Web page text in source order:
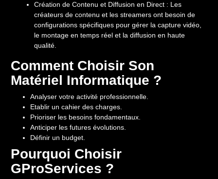
Création de Contenu et Diffusion en Direct : Les
créateurs de contenu et les streamers ont besoin de
configurations spécifiques pour gérer la capture vidéo,
le montage en temps réel et la diffusion en haute
qualité.
Comment Choisir Son
Matériel Informatique ?
Analyser votre activité professionnelle.
Etablir un cahier des charges.
Prioriser les besoins fondamentaux.
Anticiper les futures évolutions.
Définir un budget.
Pourquoi Choisir
GProServices ?